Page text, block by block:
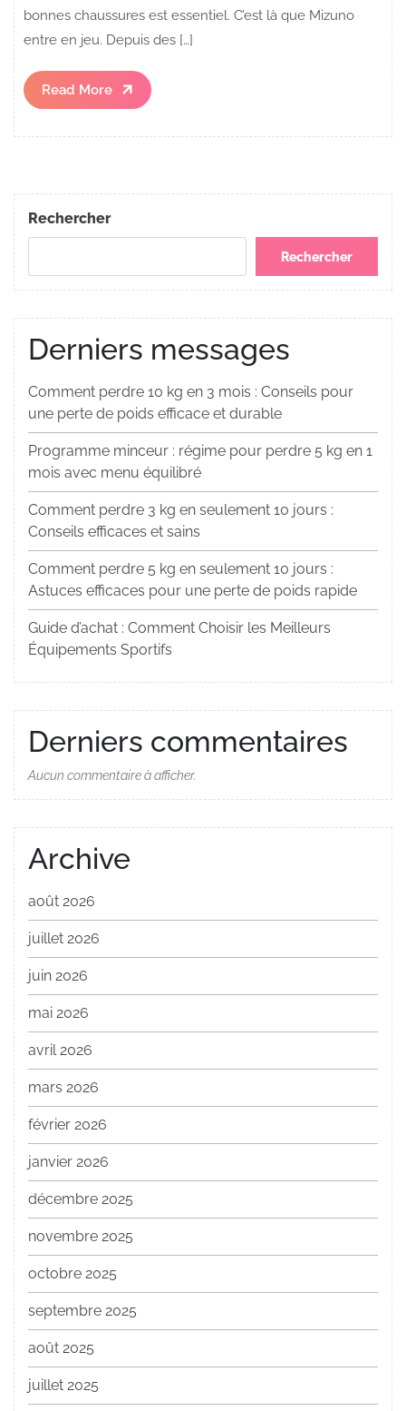
bonnes chaussures est essentiel. C’est là que Mizuno
entre en jeu. Depuis des […]
Read More
Read
More
Rechercher
Rechercher
Derniers messages
Comment perdre 10 kg en 3 mois : Conseils pour
une perte de poids efficace et durable
Programme minceur : régime pour perdre 5 kg en 1
mois avec menu équilibré
Comment perdre 3 kg en seulement 10 jours :
Conseils efficaces et sains
Comment perdre 5 kg en seulement 10 jours :
Astuces efficaces pour une perte de poids rapide
Guide d’achat : Comment Choisir les Meilleurs
Équipements Sportifs
Derniers commentaires
Aucun commentaire à afficher.
Archive
août 2026
juillet 2026
juin 2026
mai 2026
avril 2026
mars 2026
février 2026
janvier 2026
décembre 2025
novembre 2025
octobre 2025
septembre 2025
août 2025
juillet 2025